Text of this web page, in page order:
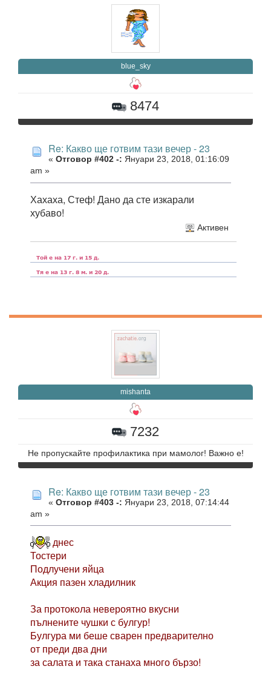
blue_sky
8474
Re: Какво ще готвим тази вечер - 23
« Отговор #402 -: Януари 23, 2018, 01:16:09
am »
Хахаха, Стеф! Дано да сте изкарали
хубаво!
Активен
mishanta
7232
Не пропускайте профилактика при мамолог! Важно е!
Re: Какво ще готвим тази вечер - 23
« Отговор #403 -: Януари 23, 2018, 07:14:44
am »
днес
Тостери
Подлучени яйца
Акция пазен хладилник
За протокола невероятно вкусни
пълнените чушки с булгур!
Булгура ми беше сварен предварително
от преди два дни
за салата и така станаха много бързо!